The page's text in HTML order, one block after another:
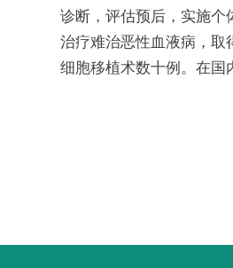
诊断，评估预后，实施个
治疗难治恶性血液病，取
细胞移植术数十例。在国